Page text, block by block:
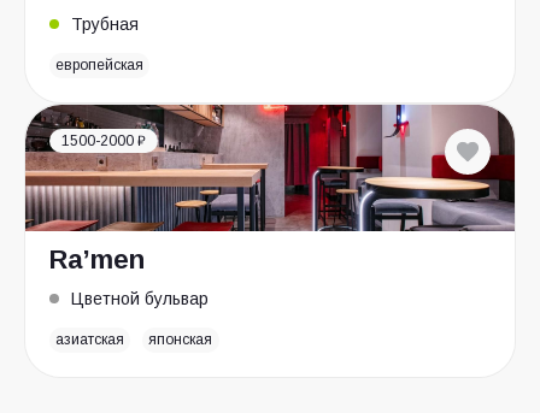
Трубная
европейская
1500-2000 ₽
Ra’men
Цветной бульвар
азиатская японская